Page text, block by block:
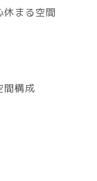
まる空間
間構成